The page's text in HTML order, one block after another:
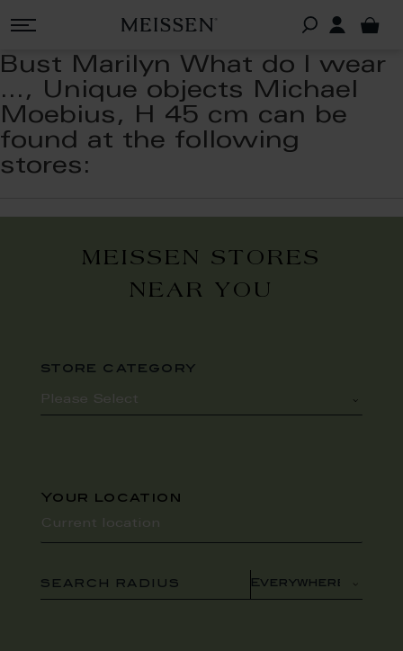
Bust Marilyn What do I wear
..., Unique objects Michael
Moebius, H 45 cm can be
found at the following
stores:
MEISSEN STORES
NEAR YOU
store category
Your location
SEARCH RADIUS